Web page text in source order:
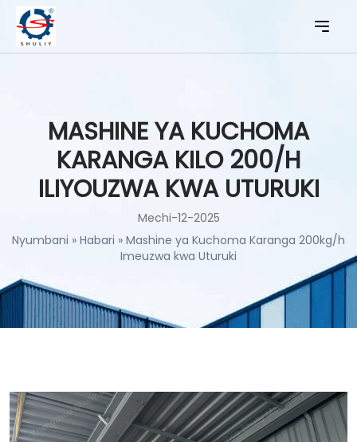
MASHINE YA KUCHOMA
KARANGA KILO 200/H
ILIYOUZWA KWA UTURUKI
Mechi-12-2025
Nyumbani » Habari » Mashine ya Kuchoma Karanga 200kg/h
Imeuzwa kwa Uturuki